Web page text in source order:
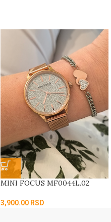
MINI FOCUS MF0044L.02
3,900.00 RSD